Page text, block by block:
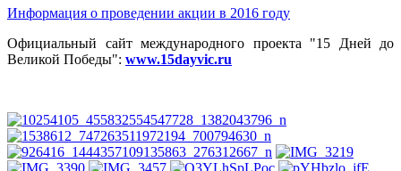
Информация о проведении акции в 2016 году
Официальный сайт международного проекта "15 Дней до
Великой Победы": www.15dayvic.ru